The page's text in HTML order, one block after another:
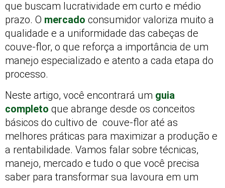
que buscam lucratividade em curto e médio
prazo. O mercado consumidor valoriza muito a
qualidade e a uniformidade das cabeças de
couve-flor, o que reforça a importância de um
manejo especializado e atento a cada etapa do
processo.
Neste artigo, você encontrará um guia
completo que abrange desde os conceitos
básicos do cultivo de couve-flor até as
melhores práticas para maximizar a produção e
a rentabilidade. Vamos falar sobre técnicas,
manejo, mercado e tudo o que você precisa
saber para transformar sua lavoura em um